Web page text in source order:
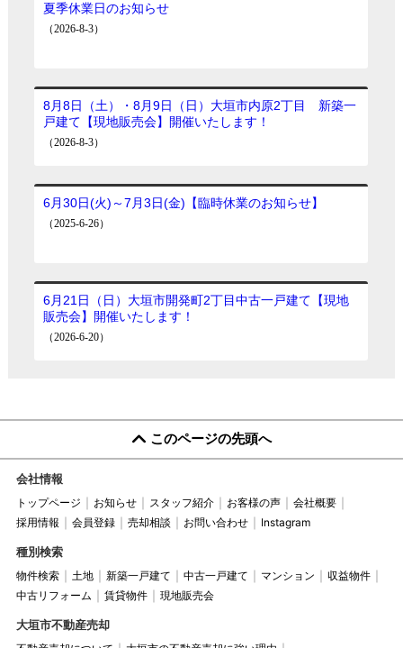
き、
お客様ご自身でご応募いただきます！
もご応募いただけます♪
2026年1月10日（土）～3月8日
（日）
にお問合せ下さい♪
是非、この機会をご利用ください
このページの先頭へ
会社情報
トップページ お知らせ スタッフ紹介 お客様の声
会社概要
採用情報
会員登録 売却相談 お問い合わせ Instagram
種別検索
物件検索 土地 新築一戸建て 中古一戸建て マンション
収益物件
中古リフォーム
賃貸物件 現地販売会
大垣市不動産売却